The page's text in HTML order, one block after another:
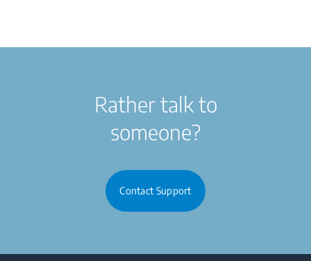
Rather talk to
someone?
Contact Support